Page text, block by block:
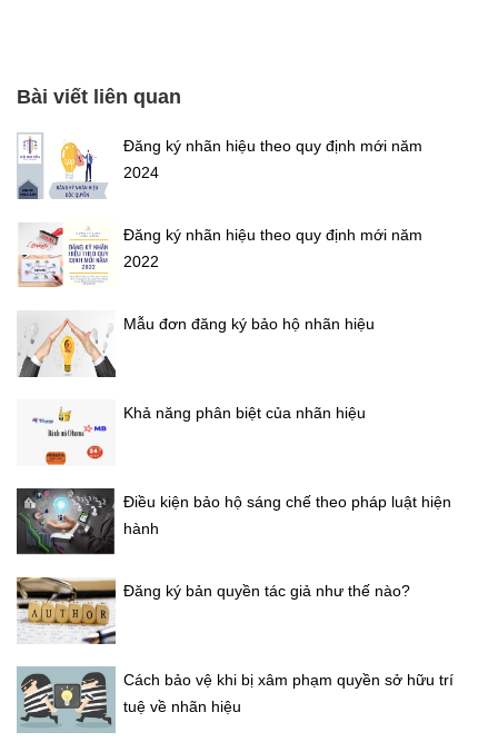
Bài viết liên quan
Đăng ký nhãn hiệu theo quy định mới năm
2024
Đăng ký nhãn hiệu theo quy định mới năm
2022
Mẫu đơn đăng ký bảo hộ nhãn hiệu
Khả năng phân biệt của nhãn hiệu
Điều kiện bảo hộ sáng chế theo pháp luật hiện
hành
Đăng ký bản quyền tác giả như thế nào?
Cách bảo vệ khi bị xâm phạm quyền sở hữu trí
tuệ về nhãn hiệu